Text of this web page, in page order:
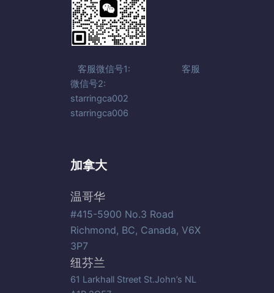
客服微信号1: 客服
微信号2:
starringca002
starringca006
加拿大
温哥华
#415-5900 No.3 Road
Richmond, BC, Canada, V6X
3P7
纽芬兰
61 Larkhall Street St.John’s NL